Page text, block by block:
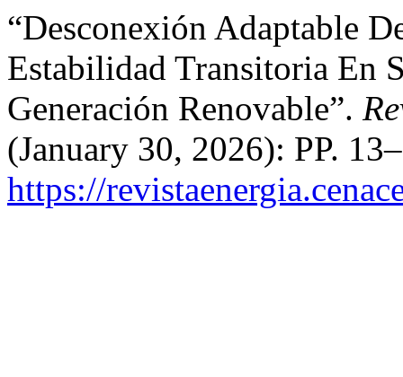
“Desconexión Adaptable
Estabilidad Transitoria En
Generación Renovable”.
(January 30, 2026): PP.
https://